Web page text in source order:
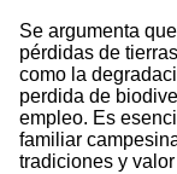
Se argumenta
pérdidas de
como la
perdida de
empleo. Es
familiar
tradiciones y